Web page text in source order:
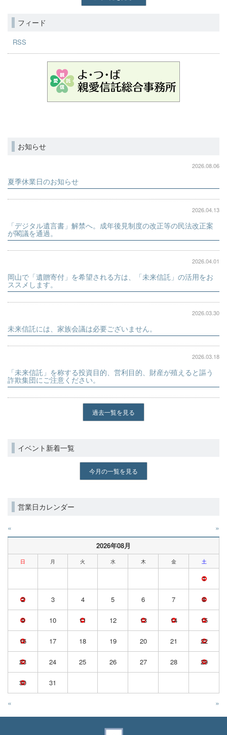
フィード
RSS
お知らせ
2026.08.06
夏季休業日のお知らせ
2026.04.13
「デジタル遺言書」解禁へ。成年後見制度の改正等の民法改正案
が閣議を通過。
2026.04.01
岡山で「遺贈寄付」を希望される方は、「未来信託」の活用をお
ススメします。
2026.03.30
未来信託には、家族会議は必要ございません。
2026.03.18
「未来信託」を称する投資目的、営利目的、財産が殖えると謳う
詐欺集団にご注意ください。
過去一覧を見る
イベント新着一覧
今月の一覧を見る
営業日カレンダー
« »
2026年08月
日 月 火 水 木 金 土
1
2 3 4 5 6 7 8
9 10 11 12 13 14 15
16 17 18 19 20 21 22
23 24 25 26 27 28 29
30 31
« »